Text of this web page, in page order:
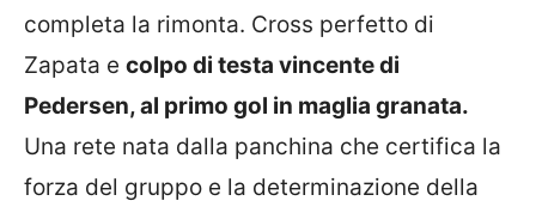
completa la rimonta. Cross perfetto di
Zapata e colpo di testa vincente di
Pedersen, al primo gol in maglia granata.
Una rete nata dalla panchina che certifica la
forza del gruppo e la determinazione della